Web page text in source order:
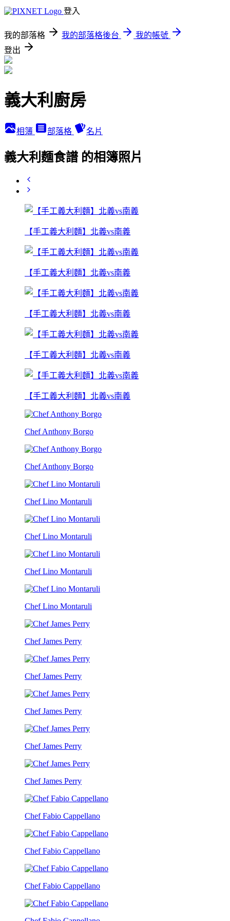
登入
我的部落格 我的部落格後台
我的帳號
登出
義大利廚房
相簿 部落格 名片
義大利麵食譜 的相簿照片
【手工義大利麵】北義vs南義
【手工義大利麵】北義vs南義
【手工義大利麵】北義vs南義
【手工義大利麵】北義vs南義
【手工義大利麵】北義vs南義
Chef Anthony Borgo
Chef Anthony Borgo
Chef Lino Montaruli
Chef Lino Montaruli
Chef Lino Montaruli
Chef Lino Montaruli
Chef James Perry
Chef James Perry
Chef James Perry
Chef James Perry
Chef James Perry
Chef Fabio Cappellano
Chef Fabio Cappellano
Chef Fabio Cappellano